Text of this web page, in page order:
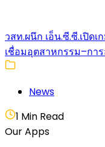
วสท.ผนึก เอ็น.ซี.ซี.เปิด
เชื่อมอุตสาหกรรม–กา
News
1 Min Read
Our Apps